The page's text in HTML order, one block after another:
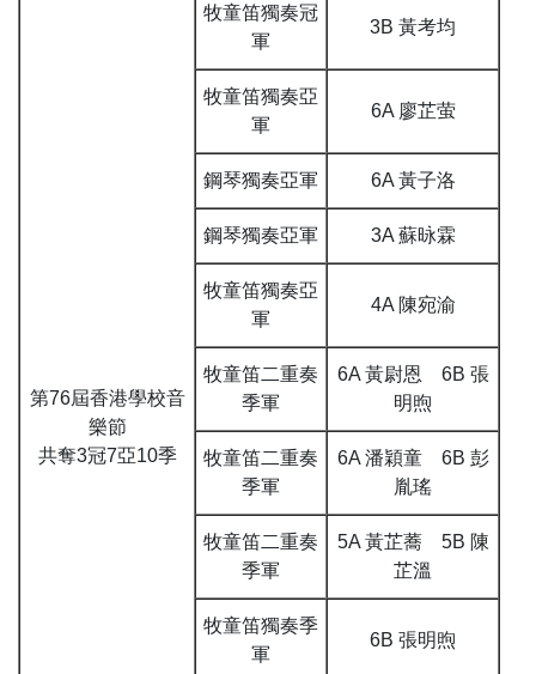
第76屆香港學校音
樂節
共奪3冠7亞10季
牧童笛獨奏冠
軍
3B 黃考均
牧童笛獨奏亞
軍
6A 廖芷萤
鋼琴獨奏亞軍 6A 黃子洛
鋼琴獨奏亞軍 3A 蘇昹霖
牧童笛獨奏亞
軍
4A 陳宛渝
牧童笛二重奏
季軍
6A 黃尉恩 6B 張
明煦
牧童笛二重奏
季軍
6A 潘穎童 6B 彭
胤瑤
牧童笛二重奏
季軍
5A 黃芷蕎 5B 陳
芷溫
牧童笛獨奏季
軍
6B 張明煦